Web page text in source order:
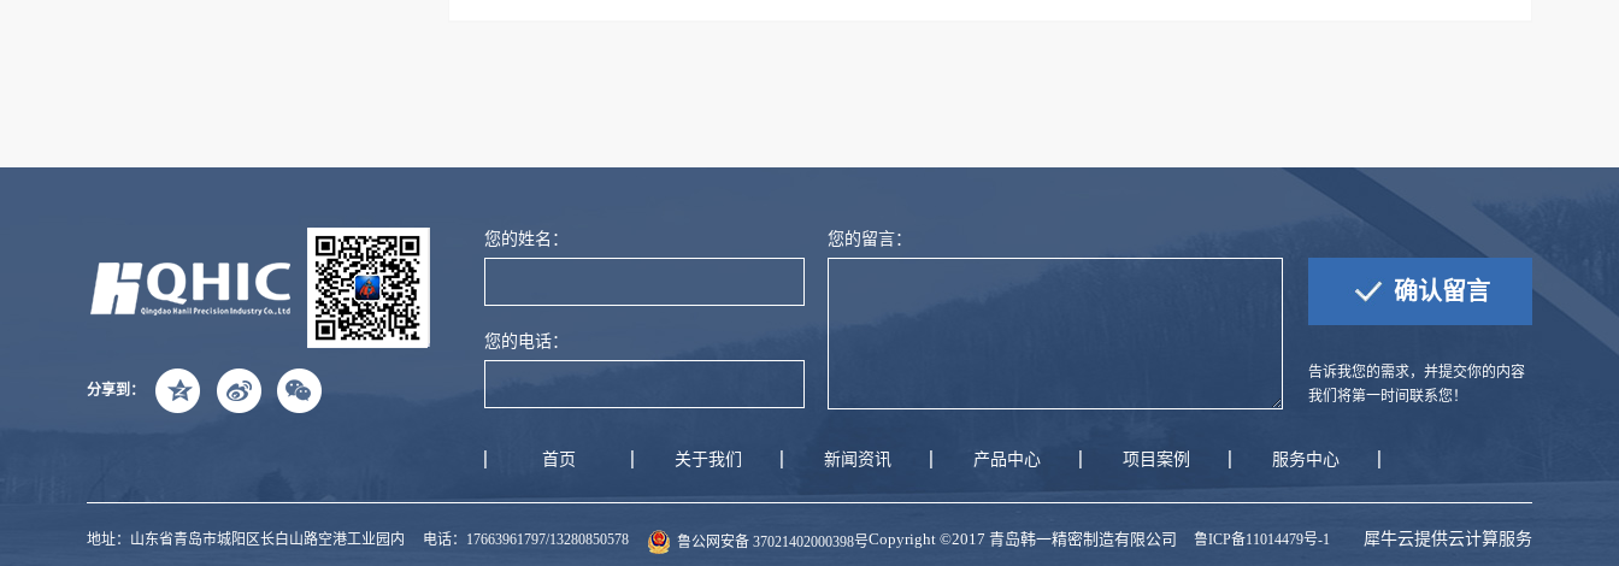
您的姓名：
您的电话：
您的留言：
告诉我您的需求，并提交你的内容
我们将第一时间联系您！
分享到：
首页 关于我们 新闻资讯 产品中心 项目案例 服务中心
地址：山东省青岛市城阳区长白山路空港工业园内 电话：17663961797/13280850578 鲁公网安备 37021402000398号Copyright ©2017 青岛韩一精密制造有限公司 鲁ICP备11014479号-1 犀牛云提供云计算服务